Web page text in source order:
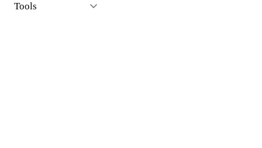
Tools